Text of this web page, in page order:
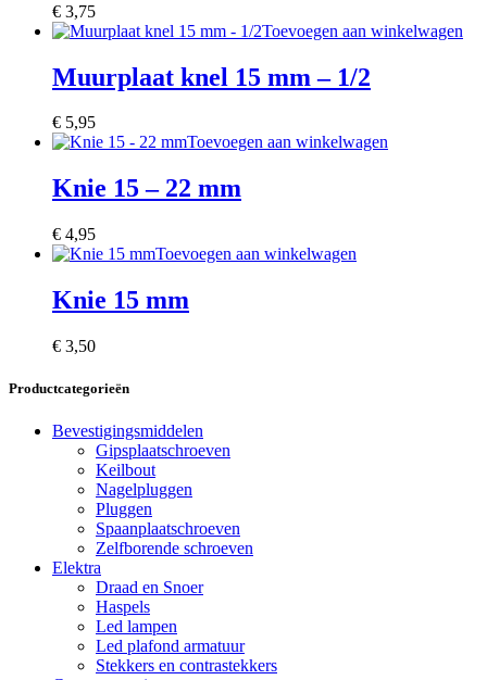
€ 3,75
Toevoegen aan winkelwagen
Muurplaat knel 15 mm – 1/2
€ 5,95
Toevoegen aan winkelwagen
Knie 15 – 22 mm
€ 4,95
Toevoegen aan winkelwagen
Knie 15 mm
€ 3,50
Productcategorieën
Bevestigingsmiddelen
Gipsplaatschroeven
Keilbout
Nagelpluggen
Pluggen
Spaanplaatschroeven
Zelfborende schroeven
Elektra
Draad en Snoer
Haspels
Led lampen
Led plafond armatuur
Stekkers en contrastekkers